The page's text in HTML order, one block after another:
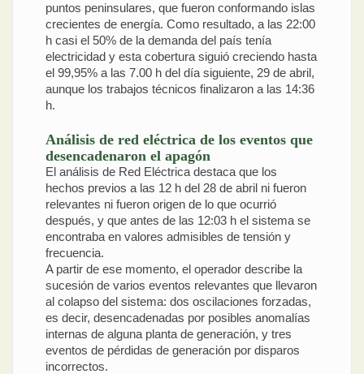
puntos peninsulares, que fueron conformando islas
crecientes de energía. Como resultado, a las 22:00
h casi el 50% de la demanda del país tenía
electricidad y esta cobertura siguió creciendo hasta
el 99,95% a las 7.00 h del día siguiente, 29 de abril,
aunque los trabajos técnicos finalizaron a las 14:36
h.
Análisis de red eléctrica de los eventos que
desencadenaron el apagón
El análisis de Red Eléctrica destaca que los
hechos previos a las 12 h del 28 de abril ni fueron
relevantes ni fueron origen de lo que ocurrió
después, y que antes de las 12:03 h el sistema se
encontraba en valores admisibles de tensión y
frecuencia.
A partir de ese momento, el operador describe la
sucesión de varios eventos relevantes que llevaron
al colapso del sistema: dos oscilaciones forzadas,
es decir, desencadenadas por posibles anomalías
internas de alguna planta de generación, y tres
eventos de pérdidas de generación por disparos
incorrectos.